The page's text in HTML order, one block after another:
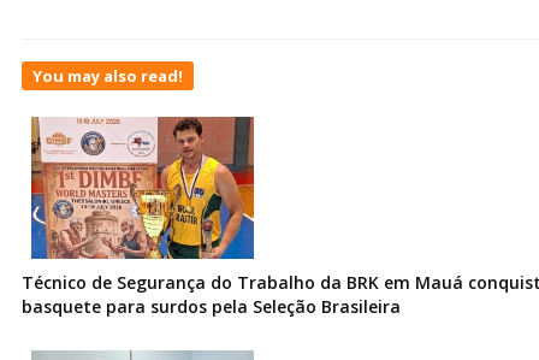
You may also read!
Técnico de Segurança do Trabalho da BRK em Mauá
basquete para surdos pela Seleção Brasileira